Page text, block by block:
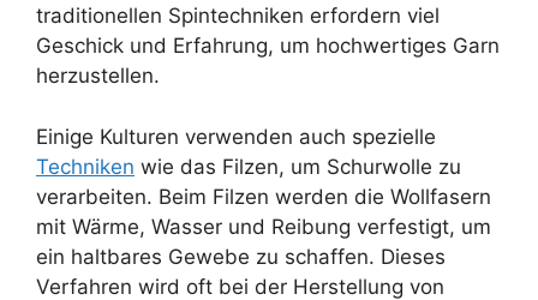
traditionellen Spintechniken erfordern viel
Geschick und Erfahrung, um hochwertiges Garn
herzustellen.
Einige Kulturen verwenden auch spezielle
Techniken wie das Filzen, um Schurwolle zu
verarbeiten. Beim Filzen werden die Wollfasern
mit Wärme, Wasser und Reibung verfestigt, um
ein haltbares Gewebe zu schaffen. Dieses
Verfahren wird oft bei der Herstellung von